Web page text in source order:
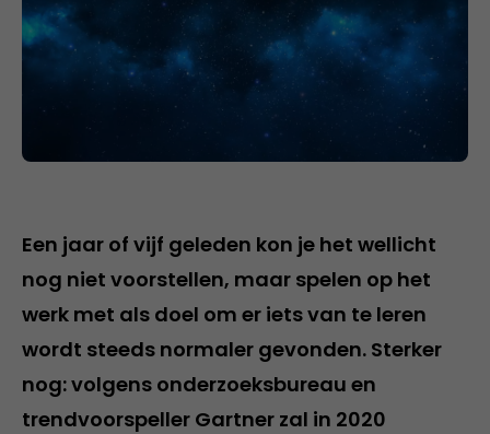
Een jaar of vijf geleden kon je het wellicht
nog niet voorstellen, maar spelen op het
werk met als doel om er iets van te leren
wordt steeds normaler gevonden. Sterker
nog: volgens onderzoeksbureau en
trendvoorspeller Gartner zal in 2020